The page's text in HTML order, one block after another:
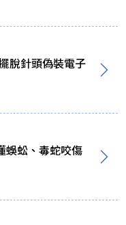
脫針頭偽裝電子
蜈蚣、毒蛇咬傷